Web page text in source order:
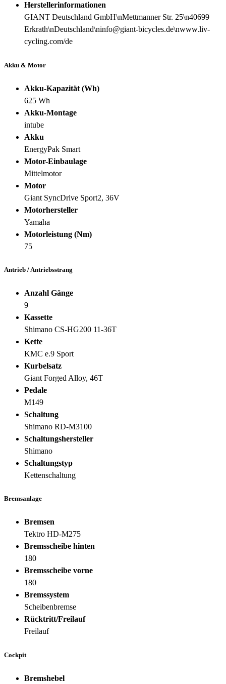
Herstellerinformationen
GIANT Deutschland GmbH\nMettmanner Str. 25\n40699
Erkrath\nDeutschland\ninfo@giant-bicycles.de\nwww.liv-
cycling.com/de
Akku & Motor
Akku-Kapazität (Wh)
625 Wh
Akku-Montage
intube
Akku
EnergyPak Smart
Motor-Einbaulage
Mittelmotor
Motor
Giant SyncDrive Sport2, 36V
Motorhersteller
Yamaha
Motorleistung (Nm)
75
Antrieb / Antriebsstrang
Anzahl Gänge
9
Kassette
Shimano CS-HG200 11-36T
Kette
KMC e.9 Sport
Kurbelsatz
Giant Forged Alloy, 46T
Pedale
M149
Schaltung
Shimano RD-M3100
Schaltungshersteller
Shimano
Schaltungstyp
Kettenschaltung
Bremsanlage
Bremsen
Tektro HD-M275
Bremsscheibe hinten
180
Bremsscheibe vorne
180
Bremssystem
Scheibenbremse
Rücktritt/Freilauf
Freilauf
Cockpit
Bremshebel